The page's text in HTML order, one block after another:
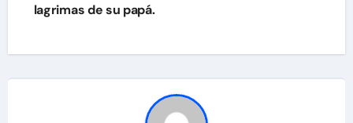
lagrimas de su papá.